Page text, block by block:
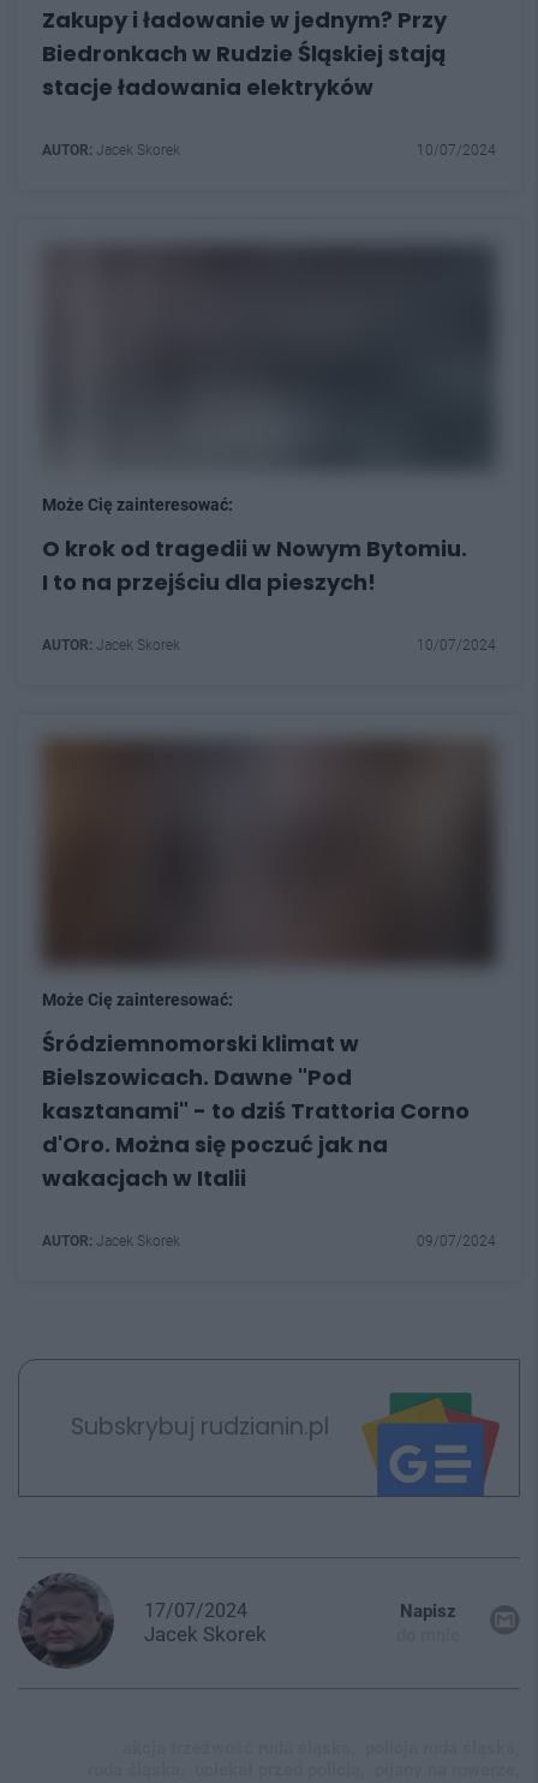
Zakupy i ładowanie w jednym? Przy
Biedronkach w Rudzie Śląskiej stają
stacje ładowania elektryków
AUTOR: Jacek Skorek 10/07/2024
Może Cię zainteresować:
O krok od tragedii w Nowym Bytomiu.
I to na przejściu dla pieszych!
AUTOR: Jacek Skorek 10/07/2024
Może Cię zainteresować:
Śródziemnomorski klimat w
Bielszowicach. Dawne "Pod
kasztanami" - to dziś Trattoria Corno
d'Oro. Można się poczuć jak na
wakacjach w Italii
AUTOR: Jacek Skorek 09/07/2024
Subskrybuj rudzianin.pl
17/07/2024
Jacek Skorek
Napisz